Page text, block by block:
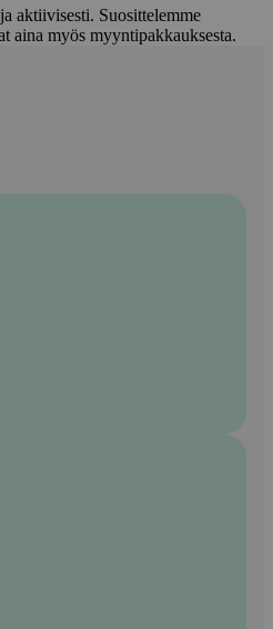
aktiivisesti. Suosittelemme
aina myös myyntipakkauksesta.